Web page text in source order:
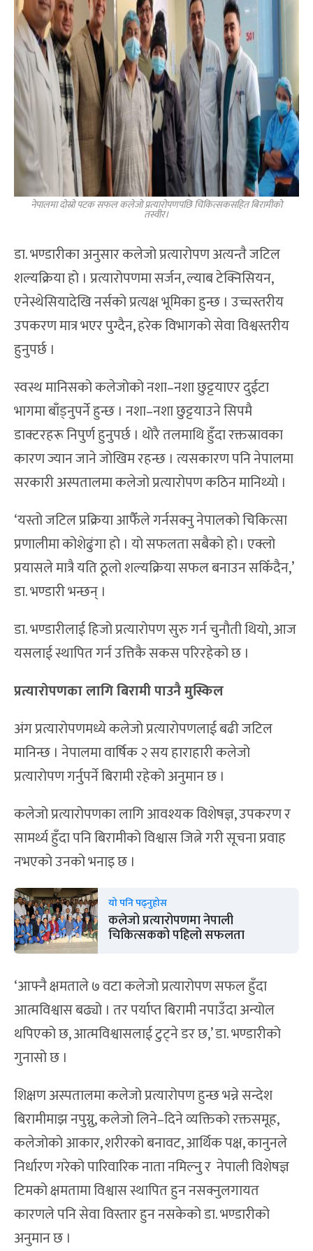
नेपालमा दोस्रो पटक सफल कलेजो प्रत्यारोपणपछि चिकित्सकसहित बिरामीको
तस्वीर।
डा. भण्डारीका अनुसार कलेजो प्रत्यारोपण अत्यन्तै जटिल
शल्यक्रिया हो । प्रत्यारोपणमा सर्जन, ल्याब टेक्निसियन,
एनेस्थेसियादेखि नर्सको प्रत्यक्ष भूमिका हुन्छ । उच्चस्तरीय
उपकरण मात्र भएर पुग्दैन, हरेक विभागको सेवा विश्वस्तरीय
हुनुपर्छ ।
स्वस्थ मानिसको कलेजोको नशा–नशा छुट्टयाएर दुईटा
भागमा बाँड्नुपर्ने हुन्छ । नशा–नशा छुट्टयाउने सिपमै
डाक्टरहरू निपुर्ण हुनुपर्छ । थोरै तलमाथि हुँदा रक्तस्रावका
कारण ज्यान जाने जोखिम रहन्छ । त्यसकारण पनि नेपालमा
सरकारी अस्पतालमा कलेजो प्रत्यारोपण कठिन मानिथ्यो ।
‘यस्तो जटिल प्रक्रिया आफैँले गर्नसक्नु नेपालको चिकित्सा
प्रणालीमा कोशेढुंगा हो । यो सफलता सबैको हो । एक्लो
प्रयासले मात्रै यति ठूलो शल्यक्रिया सफल बनाउन सकिँदैन,’
डा. भण्डारी भन्छन् ।
डा. भण्डारीलाई हिजो प्रत्यारोपण सुरु गर्न चुनौती थियो, आज
यसलाई स्थापित गर्न उत्तिकै सकस परिरहेको छ ।
प्रत्यारोपणका लागि बिरामी पाउनै मुस्किल
अंग प्रत्यारोपणमध्ये कलेजो प्रत्यारोपणलाई बढी जटिल
मानिन्छ । नेपालमा वार्षिक २ सय हाराहारी कलेजो
प्रत्यारोपण गर्नुपर्ने बिरामी रहेको अनुमान छ ।
कलेजो प्रत्यारोपणका लागि आवश्यक विशेषज्ञ, उपकरण र
सामर्थ्य हुँदा पनि बिरामीको विश्वास जित्ने गरी सूचना प्रवाह
नभएको उनको भनाइ छ ।
यो पनि पढ्नुहोस
कलेजो प्रत्यारोपणमा नेपाली
चिकित्सकको पहिलो सफलता
‘आफ्नै क्षमताले ७ वटा कलेजो प्रत्यारोपण सफल हुँदा
आत्मविश्वास बढ्यो । तर पर्याप्त बिरामी नपाउँदा अन्योल
थपिएको छ, आत्मविश्वासलाई टुट्ने डर छ,’ डा. भण्डारीको
गुनासो छ ।
शिक्षण अस्पतालमा कलेजो प्रत्यारोपण हुन्छ भन्ने सन्देश
बिरामीमाझ नपुग्नु, कलेजो लिने–दिने व्यक्तिको रक्तसमूह,
कलेजोको आकार, शरीरको बनावट, आर्थिक पक्ष, कानुनले
निर्धारण गरेको पारिवारिक नाता नमिल्नु र नेपाली विशेषज्ञ
टिमको क्षमतामा विश्वास स्थापित हुन नसक्नुलगायत
कारणले पनि सेवा विस्तार हुन नसकेको डा. भण्डारीको
अनुमान छ ।